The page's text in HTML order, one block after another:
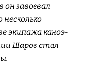
он завоевал
несколько
экипажа каноэ-
Шаров стал